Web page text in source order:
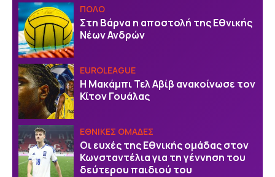
ΠΟΛΟ
Στη Βάρνα η αποστολή της Εθνικής
Νέων Ανδρών
EUROLEAGUE
Η Μακάμπι Τελ Αβίβ ανακοίνωσε τον
Κίτον Γουάλας
ΕΘΝΙΚΕΣ ΟΜΑΔΕΣ
Οι ευχές της Εθνικής ομάδας στον
Κωνσταντέλια για τη γέννηση του
δεύτερου παιδιού του